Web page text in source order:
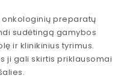
preparatų
sudėtingą gamybos
ir klinikinius tyrimus.
ji gali skirtis priklausomai